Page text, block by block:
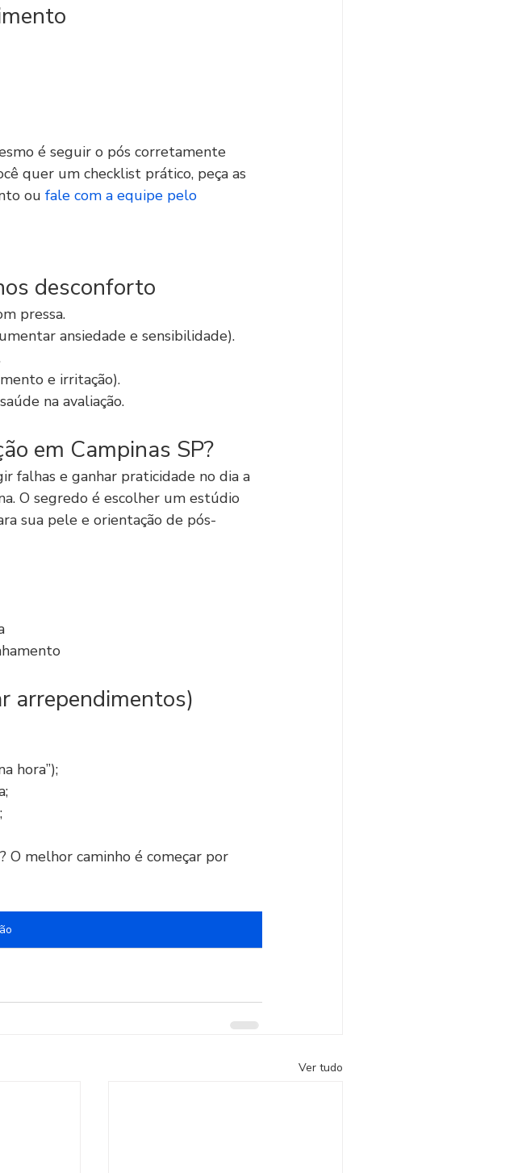
é seguir o pós corretamente
quer um checklist prático, peça as
ou fale com a equipe pelo
desconforto
pressa.
ansiedade e sensibilidade).
e irritação).
na avaliação.
em Campinas SP?
falhas e ganhar praticidade no dia a
O segredo é escolher um estúdio
sua pele e orientação de pós-
arrependimentos)
hora”);
melhor caminho é começar por
Ver tudo